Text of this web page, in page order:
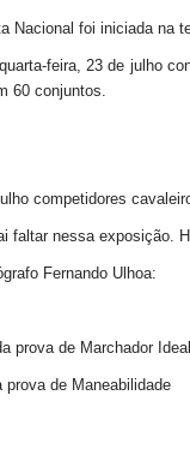
Nacional foi iniciada na
feira, 23 de julho
60 conjuntos.
competidores
faltar nessa exposição.
Fernando Ulhoa:
prova de Marchador Ideal
de Maneabilidade